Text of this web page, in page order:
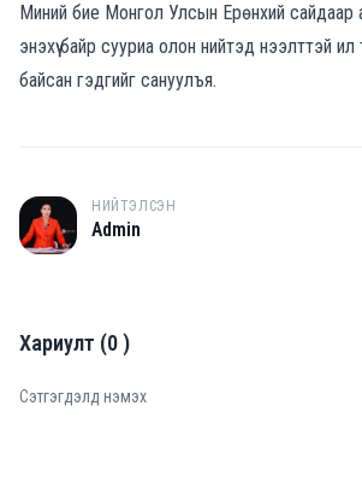
Миний бие Монгол Улсын Ерөнхий сайдаар
энэхүү байр сууриа олон нийтэд нээлттэй
байсан гэдгийг сануулъя.
A
НИЙТЭЛСЭН
Admin
Хариулт (0)